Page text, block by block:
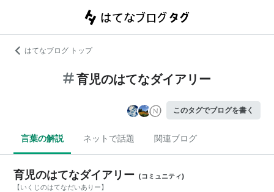
はてなブログ トップ
育児のはてなダイアリー
このタグでブログを書く
言葉の解説 ネットで話題 関連ブログ
育児のはてなダイアリー (コミュニティ)
【いくじのはてなだいありー】